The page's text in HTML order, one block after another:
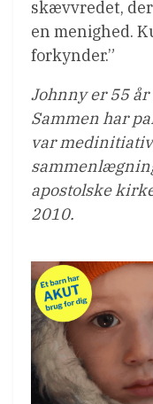
skævvredet,
en menighed.
forkynder.”
Johnny er 55 år
Sammen har
var
apostolske
2010.